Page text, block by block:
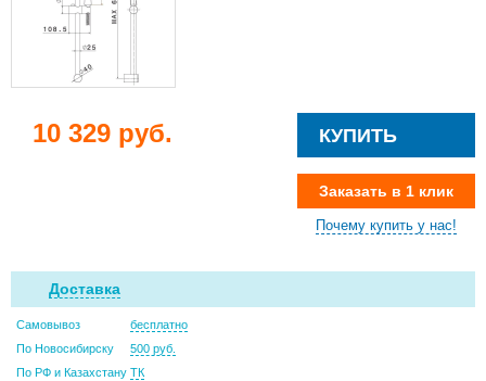
10 329 руб. КУПИТЬ
Заказать в 1 клик
Почему купить у нас!
Доставка
Самовывоз
бесплатно
По Новосибирску
500 руб.
По РФ и Казахстану ТК